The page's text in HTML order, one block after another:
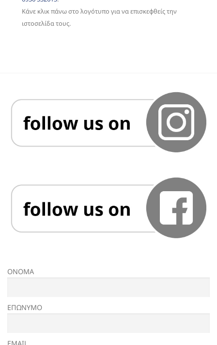
Κάνε κλικ πάνω στο λογότυπο για να επισκεφθείς την
ιστοσελίδα τους.
ΟΝΟΜΑ
ΕΠΩΝΥΜΟ
EMAIL